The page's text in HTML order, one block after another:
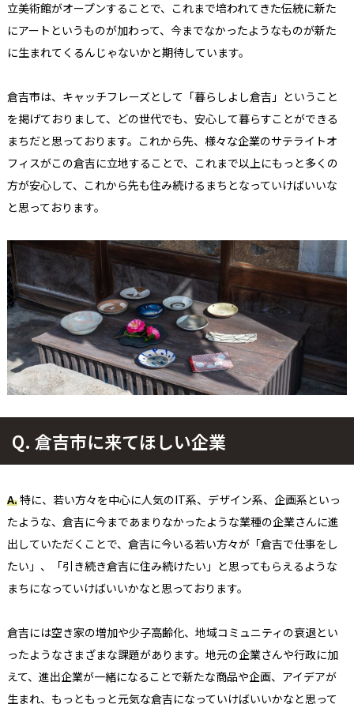
立美術館がオープンすることで、 これまで培われてきた伝統に新た
にアートというものが加わって、今までなかったようなものが新た
に生まれてくるんじゃないかと期待しています。 ​
倉吉市は、キャッチフレーズとして 「暮らしよし倉吉 」 ということ
を掲げておりまして、どの世代でも、安心して暮らすことができる
まちだと思っております。これから先、様々な企業のサテライトオ
フィスがこの倉吉に立地することで、これまで以上にもっと多くの
方が安心して、これから先も住み続ける まち となっていけばいいな
と思っております。
Q. 倉吉市に来てほしい企業
A.特に、若い方々を中心に人気のIT系、デザイン系、企画系といっ
たような、倉吉に今まであまりなかったような業種の企業さんに進
出していただくことで、倉吉に今いる若い方々が「倉吉で仕事をし
たい」、「引き続き倉吉に住み続けたい」と思ってもらえるような
まちになっていけばいいかなと思っております。​
倉吉には空き家の増加や少子高齢化、地域コミュニティの衰退とい
ったようなさまざまな課題があります。地元の企業さんや行政に加
えて、進出企業が一緒になることで新たな商品や企画、アイデアが
生まれ、もっともっと元気な倉吉になっていけばいいかなと思って